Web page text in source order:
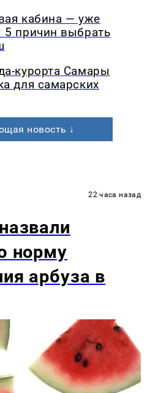
кабина — уже
причин выбрать
курорта Самары
для самарских
новость ↓
22 часа назад
норму
арбуза в